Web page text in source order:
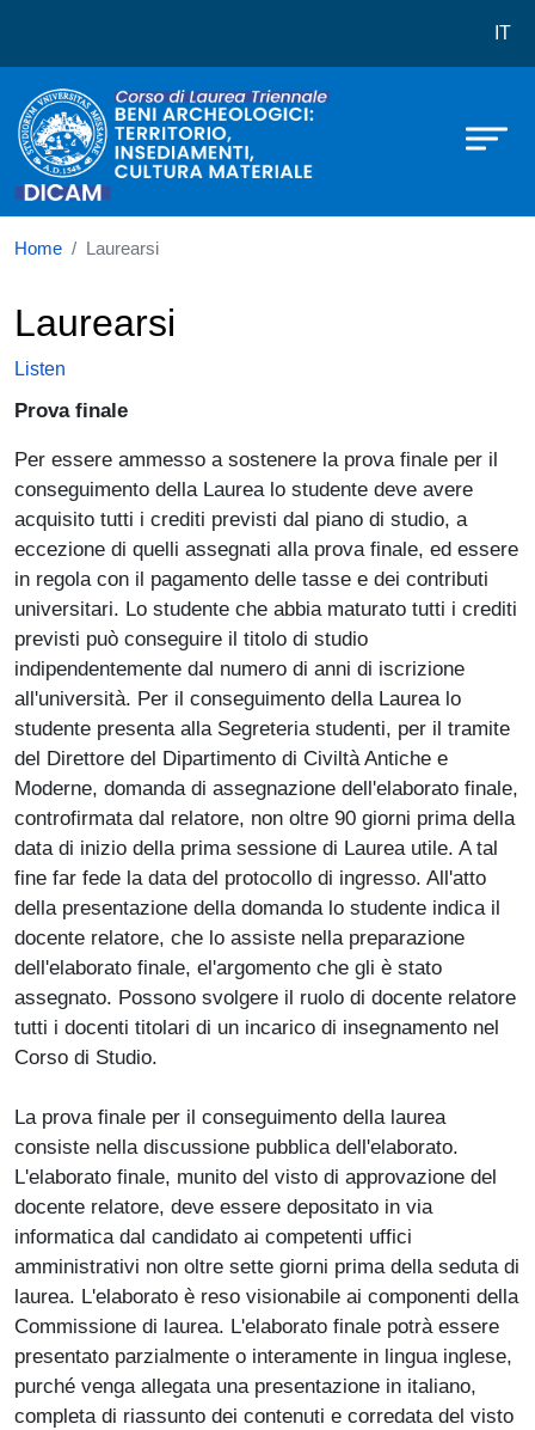
Corso di laurea in Beni IT
Home Laurearsi
Laurearsi
Listen
Prova finale
Per essere ammesso a sostenere la prova finale per il
conseguimento della Laurea lo studente deve avere
acquisito tutti i crediti previsti dal piano di studio, a
eccezione di quelli assegnati alla prova finale, ed essere
in regola con il pagamento delle tasse e dei contributi
universitari. Lo studente che abbia maturato tutti i crediti
previsti può conseguire il titolo di studio
indipendentemente dal numero di anni di iscrizione
all'università. Per il conseguimento della Laurea lo
studente presenta alla Segreteria studenti, per il tramite
del Direttore del Dipartimento di Civiltà Antiche e
Moderne, domanda di assegnazione dell'elaborato finale,
controfirmata dal relatore, non oltre 90 giorni prima della
data di inizio della prima sessione di Laurea utile. A tal
fine far fede la data del protocollo di ingresso. All'atto
della presentazione della domanda lo studente indica il
docente relatore, che lo assiste nella preparazione
dell'elaborato finale, el'argomento che gli è stato
assegnato. Possono svolgere il ruolo di docente relatore
tutti i docenti titolari di un incarico di insegnamento nel
Corso di Studio.
La prova finale per il conseguimento della laurea
consiste nella discussione pubblica dell'elaborato.
L'elaborato finale, munito del visto di approvazione del
docente relatore, deve essere depositato in via
informatica dal candidato ai competenti uffici
amministrativi non oltre sette giorni prima della seduta di
laurea. L'elaborato è reso visionabile ai componenti della
Commissione di laurea. L'elaborato finale potrà essere
presentato parzialmente o interamente in lingua inglese,
purché venga allegata una presentazione in italiano,
completa di riassunto dei contenuti e corredata del visto